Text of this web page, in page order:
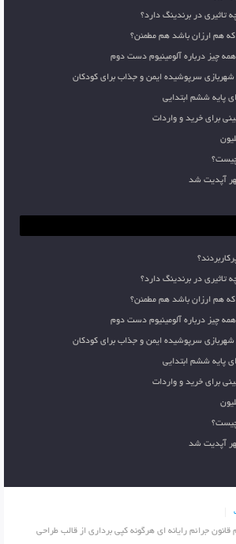
تاثیری در برندینگ دارد؟
که هم ارزان باشد هم مطمئن؟
چیز درباره آلومینیوم دست دوم
شهربازی سرپوشیده ایمن و جذاب برای کودکان
پایه ششم ابتدایی
برای خرید و واردات
چیست؟
آپدیت شد
تاثیری در برندینگ دارد؟
که هم ارزان باشد هم مطمئن؟
چیز درباره آلومینیوم دست دوم
شهربازی سرپوشیده ایمن و جذاب برای کودکان
پایه ششم ابتدایی
برای خرید و واردات
چیست؟
آپدیت شد
فصل سوم قانون جرائم رایانه ای هرگونه کپی برداری از قالب طراحی